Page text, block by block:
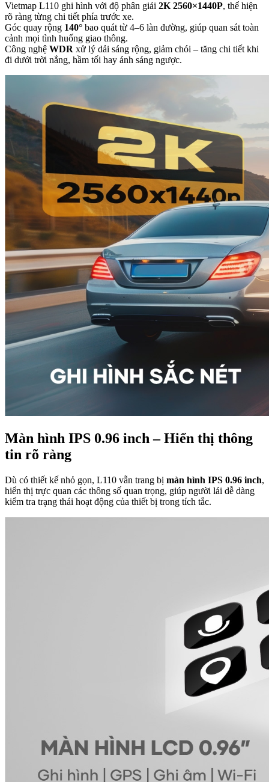
Vietmap L110 ghi hình với độ phân giải 2K 2560×1440P, thể hiện
rõ ràng từng chi tiết phía trước xe.
Góc quay rộng 140° bao quát từ 4–6 làn đường, giúp quan sát toàn
cảnh mọi tình huống giao thông.
Công nghệ WDR xử lý dải sáng rộng, giảm chói – tăng chi tiết khi
đi dưới trời nắng, hầm tối hay ánh sáng ngược.
Màn hình IPS 0.96 inch – Hiển thị thông
tin rõ ràng
Dù có thiết kế nhỏ gọn, L110 vẫn trang bị màn hình IPS 0.96 inch,
hiển thị trực quan các thông số quan trọng, giúp người lái dễ dàng
kiểm tra trạng thái hoạt động của thiết bị trong tích tắc.